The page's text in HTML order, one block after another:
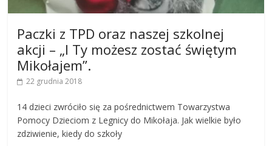
Paczki z TPD oraz naszej szkolnej
akcji – „I Ty możesz zostać świętym
Mikołajem”.
22 grudnia 2018
14 dzieci zwróciło się za pośrednictwem Towarzystwa
Pomocy Dzieciom z Legnicy do Mikołaja. Jak wielkie było
zdziwienie, kiedy do szkoły